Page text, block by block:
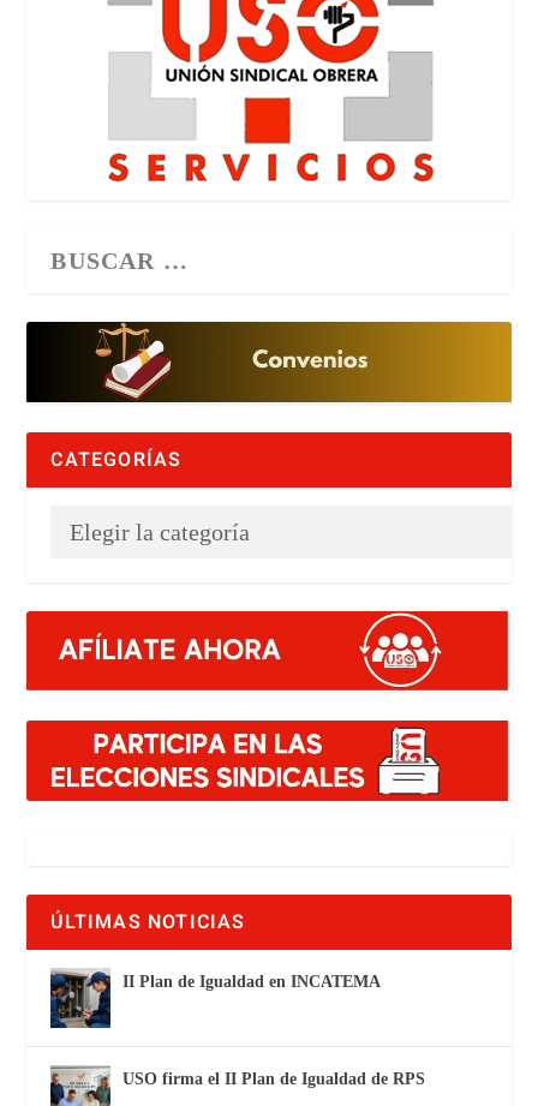
CATEGORÍAS
ÚLTIMAS NOTICIAS
II Plan de Igualdad en INCATEMA
USO firma el II Plan de Igualdad de RPS